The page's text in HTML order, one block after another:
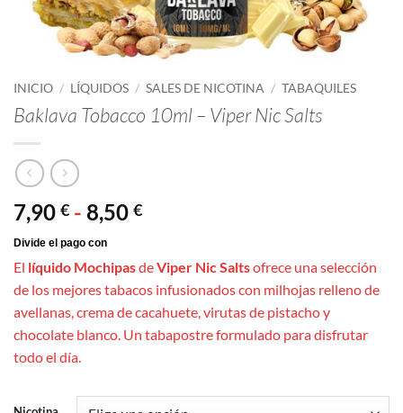
INICIO / LÍQUIDOS / SALES DE NICOTINA / TABAQUILES
Baklava Tobacco 10ml – Viper Nic Salts
7,90 € - 8,50 €Rango
desde
7,90 €
hasta
8,50 €
El líquido MochipasdeViper Nic Saltsofrece una selección
de los mejores tabacos infusionados con milhojas relleno de
avellanas, crema de cacahuete, virutas de pistacho y
chocolate blanco. Un tabapostre formulado para disfrutar
todo el día.